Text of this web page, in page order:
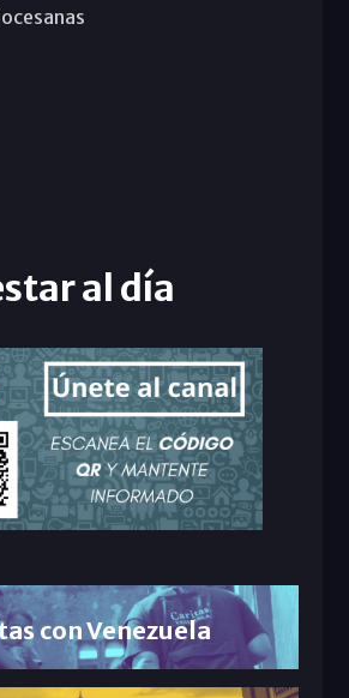
al día
con Venezuela